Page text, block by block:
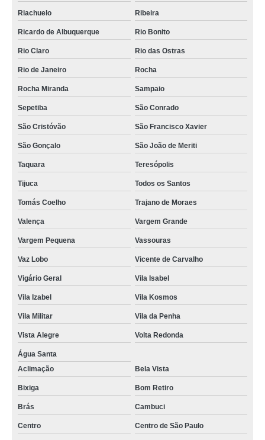
Riachuelo Ribeira
Ricardo de Albuquerque Rio Bonito
Rio Claro Rio das Ostras
Rio de Janeiro Rocha
Rocha Miranda Sampaio
Sepetiba São Conrado
São Cristóvão São Francisco Xavier
São Gonçalo São João de Meriti
Taquara Teresópolis
Tijuca Todos os Santos
Tomás Coelho Trajano de Moraes
Valença Vargem Grande
Vargem Pequena Vassouras
Vaz Lobo Vicente de Carvalho
Vigário Geral Vila Isabel
Vila Izabel Vila Kosmos
Vila Militar Vila da Penha
Vista Alegre Volta Redonda
Água Santa
Aclimação
Bela Vista
Bixiga Bom Retiro
Brás Cambuci
Centro Centro de São Paulo